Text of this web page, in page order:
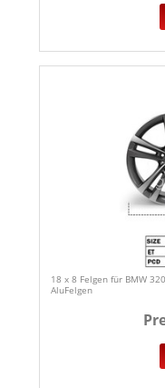
18 x 8 Felgen für BMW
AluFelgen